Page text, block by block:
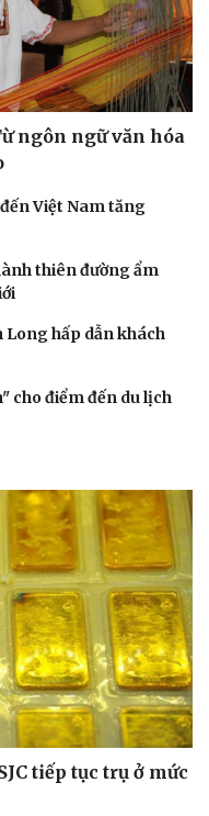
ngôn ngữ văn hóa
Việt Nam tăng
thiên đường ẩm
hấp dẫn khách
cho điểm đến du lịch
tiếp tục trụ ở mức